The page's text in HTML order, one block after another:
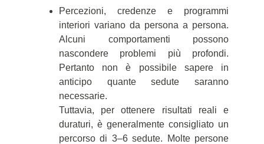
Percezioni, credenze e programmi
interiori variano da persona a persona.
Alcuni comportamenti possono
nascondere problemi più profondi.
Pertanto non è possibile sapere in
anticipo quante sedute saranno
necessarie.
Tuttavia, per ottenere risultati reali e
duraturi, è generalmente consigliato un
percorso di 3–6 sedute. Molte persone